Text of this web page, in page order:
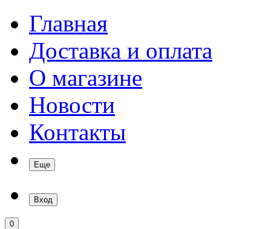
Главная
Доставка и оплата
О магазине
Новости
Контакты
Еще
Вход
0